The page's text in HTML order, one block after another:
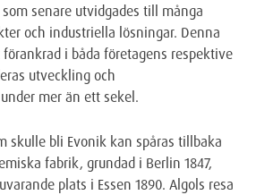
senare utvidgades till många
och industriella lösningar. Denna
i båda företagens respektive
utveckling och
mer än ett sekel.
skulle bli Evonik kan spåras tillbaka
fabrik, grundad i Berlin 1847,
plats i Essen 1890. Algols resa